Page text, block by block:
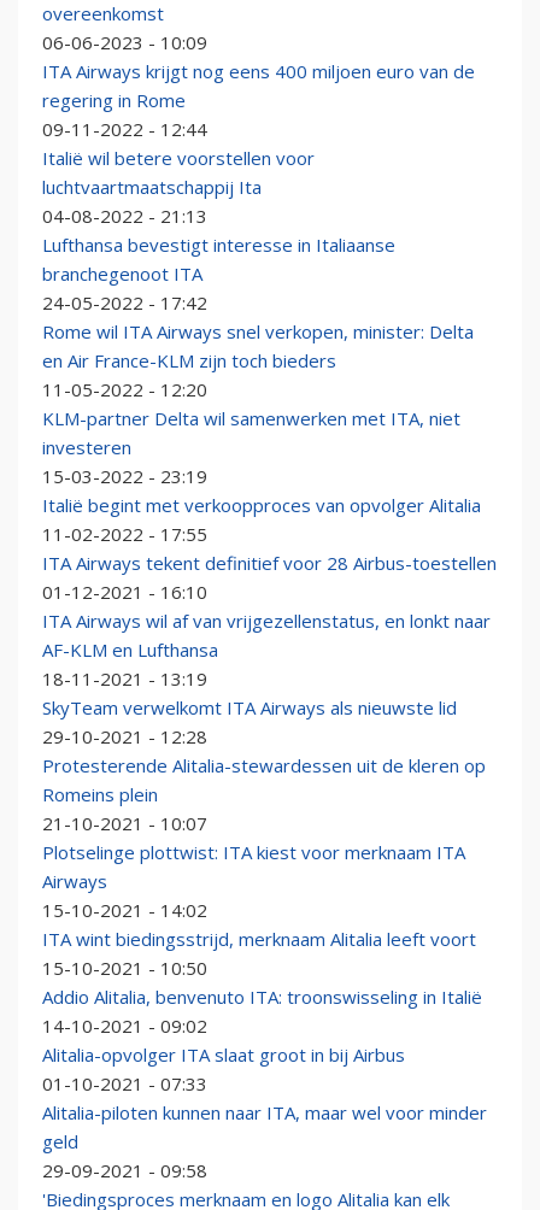
overeenkomst
06-06-2023 - 10:09
ITA Airways krijgt nog eens 400 miljoen euro van de
regering in Rome
09-11-2022 - 12:44
Italië wil betere voorstellen voor
luchtvaartmaatschappij Ita
04-08-2022 - 21:13
Lufthansa bevestigt interesse in Italiaanse
branchegenoot ITA
24-05-2022 - 17:42
Rome wil ITA Airways snel verkopen, minister: Delta
en Air France-KLM zijn toch bieders
11-05-2022 - 12:20
KLM-partner Delta wil samenwerken met ITA, niet
investeren
15-03-2022 - 23:19
Italië begint met verkoopproces van opvolger Alitalia
11-02-2022 - 17:55
ITA Airways tekent definitief voor 28 Airbus-toestellen
01-12-2021 - 16:10
ITA Airways wil af van vrijgezellenstatus, en lonkt naar
AF-KLM en Lufthansa
18-11-2021 - 13:19
SkyTeam verwelkomt ITA Airways als nieuwste lid
29-10-2021 - 12:28
Protesterende Alitalia-stewardessen uit de kleren op
Romeins plein
21-10-2021 - 10:07
Plotselinge plottwist: ITA kiest voor merknaam ITA
Airways
15-10-2021 - 14:02
ITA wint biedingsstrijd, merknaam Alitalia leeft voort
15-10-2021 - 10:50
Addio Alitalia, benvenuto ITA: troonswisseling in Italië
14-10-2021 - 09:02
Alitalia-opvolger ITA slaat groot in bij Airbus
01-10-2021 - 07:33
Alitalia-piloten kunnen naar ITA, maar wel voor minder
geld
29-09-2021 - 09:58
'Biedingsproces merknaam en logo Alitalia kan elk